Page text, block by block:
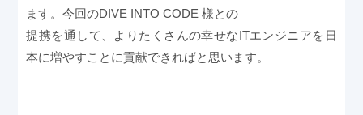
ます。今回のDIVE INTO CODE 様との
提携を通して、よりたくさんの幸せなITエンジニアを日
本に増やすことに貢献できればと思います。